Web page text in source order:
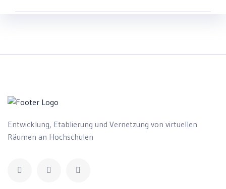
Entwicklung, Etablierung und Vernetzung von virtuellen
Räumen an Hochschulen